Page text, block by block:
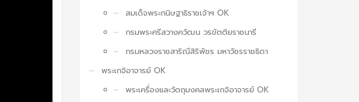
สมเด็จพระกนิษฐาธิราชเจ้าฯ OK
กรมพระศรีสวางควัฒน วรขัตติยราชนารี
กรมหลวงราชสาริณีสิริพัชร มหาวัชรราชธิดา
พระเกจิอาจารย์ OK
พระเครื่องและวัตถุมงคลพระเกจิอาจารย์ OK